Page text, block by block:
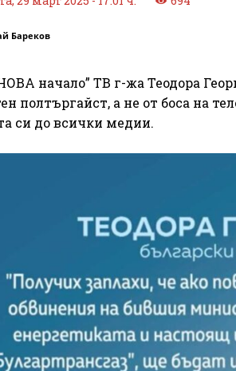
Бареков
начало” ТВ г-жа Теодора
полтъргайст, а не от боса на
си до всички медии.